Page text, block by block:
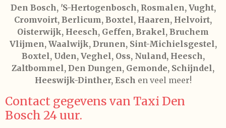
Den Bosch, 'S-Hertogenbosch, Rosmalen, Vught,
Cromvoirt, Berlicum, Boxtel, Haaren, Helvoirt,
Oisterwijk, Heesch, Geffen, Brakel, Bruchem
Vlijmen, Waalwijk, Drunen, Sint-Michielsgestel,
Boxtel, Uden, Veghel, Oss, Nuland, Heesch,
Zaltbommel, Den Dungen, Gemonde, Schijndel,
Heeswijk-Dinther, Esch en veel meer!
Contact gegevens van Taxi Den
Bosch 24 uur.